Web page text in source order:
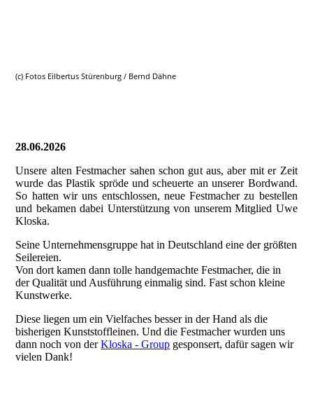
(c) Fotos Eilbertus Stürenburg / Bernd Dähne
28.06.2026
Unsere alten Festmacher sahen schon gut aus, aber mit er Zeit
wurde das Plastik spröde und scheuerte an unserer Bordwand.
So hatten wir uns entschlossen, neue Festmacher zu bestellen
und bekamen dabei Unterstützung von unserem Mitglied Uwe
Kloska.
Seine Unternehmensgruppe hat in Deutschland eine der größten
Seilereien.
Von dort kamen dann tolle handgemachte Festmacher, die in
der Qualität und Ausführung einmalig sind. Fast schon kleine
Kunstwerke.
Diese liegen um ein Vielfaches besser in der Hand als die
bisherigen Kunststoffleinen. Und die Festmacher wurden uns
dann noch von derKloska - Group gesponsert, dafür sagen wir
vielen Dank!